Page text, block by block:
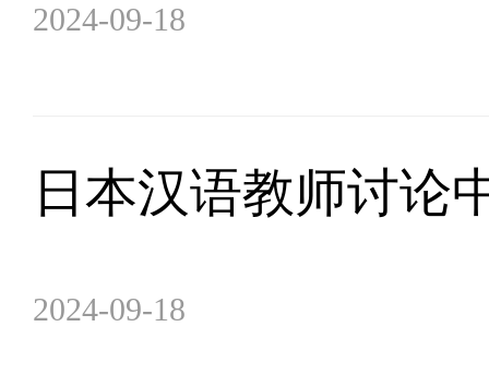
2024-09-18
日本汉语教师讨论
2024-09-18